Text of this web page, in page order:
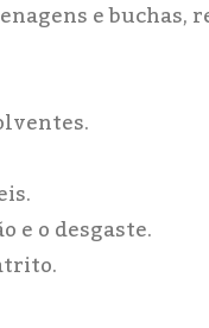
e buchas,
e o desgaste.